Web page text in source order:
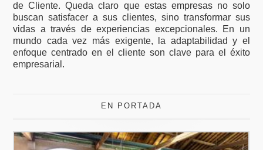
de Cliente. Queda claro que estas empresas no solo
buscan satisfacer a sus clientes, sino transformar sus
vidas a través de experiencias excepcionales. En un
mundo cada vez más exigente, la adaptabilidad y el
enfoque centrado en el cliente son clave para el éxito
empresarial.
EN PORTADA